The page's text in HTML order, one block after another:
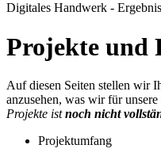
Digitales Handwerk -
Projekte und
Auf diesen Seiten stellen wir
anzusehen, was wir für
Projekte istnoch nicht
Projektumfang